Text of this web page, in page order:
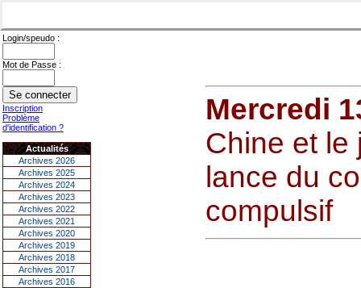
Login/speudo :
Mot de Passe :
Inscription
Problème
d'identification ?
Actualités
Archives 2026
Archives 2025
Archives 2024
Archives 2023
Archives 2022
Archives 2021
Archives 2020
Archives 2019
Archives 2018
Archives 2017
Archives 2016
Mercredi
Chine et le
lance du
compulsif